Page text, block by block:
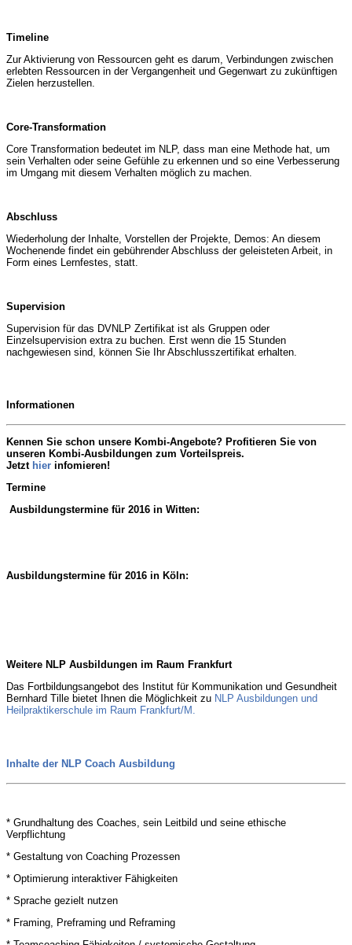
Timeline
Zur Aktivierung von Ressourcen geht es darum, Verbindungen zwischen
erlebten Ressourcen in der Vergangenheit und Gegenwart zu zukünftigen
Zielen herzustellen.
Core-Transformation
Core Transformation bedeutet im NLP, dass man eine Methode hat, um
sein Verhalten oder seine Gefühle zu erkennen und so eine Verbesserung
im Umgang mit diesem Verhalten möglich zu machen.
Abschluss
Wiederholung der Inhalte, Vorstellen der Projekte, Demos: An diesem
Wochenende findet ein gebührender Abschluss der geleisteten Arbeit, in
Form eines Lernfestes, statt.
Supervision
Supervision für das DVNLP Zertifikat ist als Gruppen oder
Einzelsupervision extra zu buchen. Erst wenn die 15 Stunden
nachgewiesen sind, können Sie Ihr Abschlusszertifikat erhalten.
Informationen
Kennen Sie schon unsere Kombi-Angebote? Profitieren Sie von
unseren Kombi-Ausbildungen zum Vorteilspreis.
Jetzt hier infomieren!
Termine
Ausbildungstermine für 2016 in Witten:
Ausbildungstermine für 2016 in Köln:
Weitere NLP Ausbildungen im Raum Frankfurt
Das Fortbildungsangebot des Institut für Kommunikation und Gesundheit
Bernhard Tille bietet Ihnen die Möglichkeit zu NLP Ausbildungen und
Heilpraktikerschule im Raum Frankfurt/M.
Inhalte der NLP Coach Ausbildung
* Grundhaltung des Coaches, sein Leitbild und seine ethische
Verpflichtung
* Gestaltung von Coaching Prozessen
* Optimierung interaktiver Fähigkeiten
* Sprache gezielt nutzen
* Framing, Preframing und Reframing